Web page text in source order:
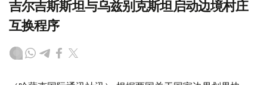
吉尔吉斯斯坦与乌兹别克斯坦启动边境村庄
互换程序